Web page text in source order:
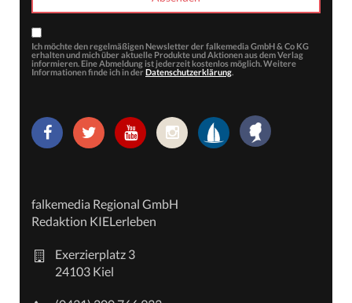
Ich möchte den regelmäßigen Newsletter der falkemedia GmbH & Co KG
erhalten und mich über aktuelle Produkte und Aktionen aus dem Verlag
informieren. Eine Abmeldung ist jederzeit kostenlos möglich. Weitere
Informationen finde ich in der Datenschutzerklärung.
falkemedia Regional GmbH
Redaktion KIELerleben
Exerzierplatz 3
24103 Kiel